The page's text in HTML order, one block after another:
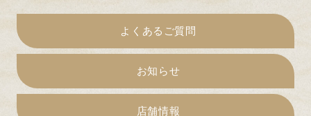
よくあるご質問
お知らせ
店舗情報